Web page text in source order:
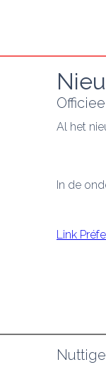
Al het
In de
Link